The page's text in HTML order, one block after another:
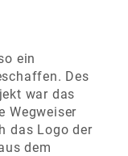
ein
Des
war das
Wegweiser
das Logo der
dem